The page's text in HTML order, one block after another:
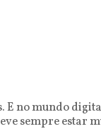
no mundo
sempre estar